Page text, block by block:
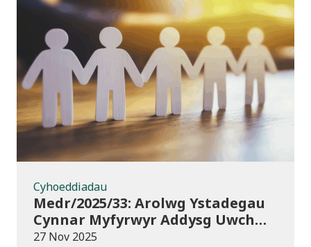
Cyhoeddiadau
Cyhoeddiadau
Medr/2025/33: Arolwg Ystadegau
Cynnar Myfyrwyr Addysg Uwch
2025/26
27 Nov 2025